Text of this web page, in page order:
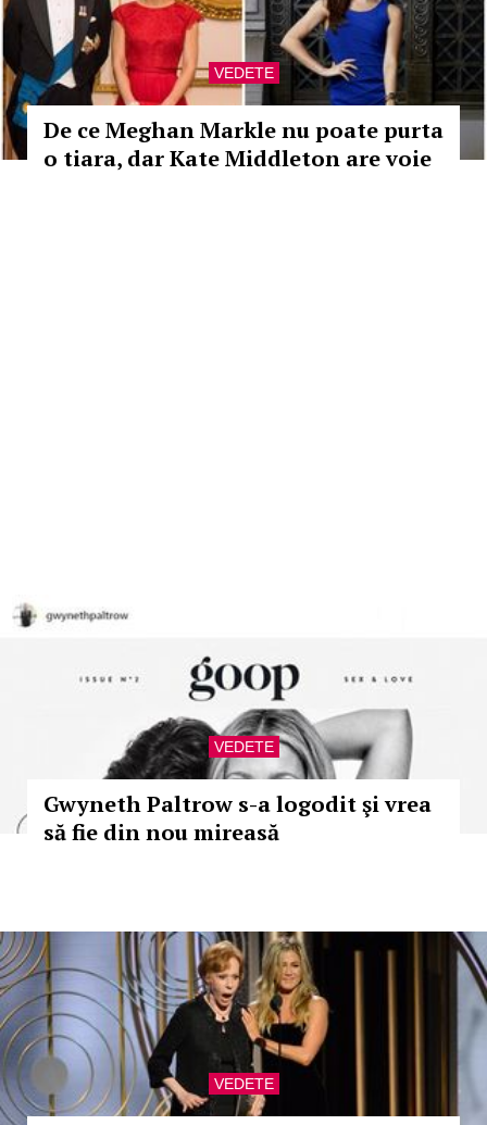
VEDETE
De ce Meghan Markle nu poate purta
o tiara, dar Kate Middleton are voie
VEDETE
Gwyneth Paltrow s-a logodit şi vrea
să fie din nou mireasă
VEDETE